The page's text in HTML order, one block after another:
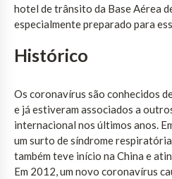
hotel de trânsito da Base Aérea
especialmente preparado para
Histórico
Os coronavírus são conhecidos
e já estiveram associados a
internacional nos últimos anos.
um surto de síndrome
também teve início na China e
Em 2012, um novo coronavírus